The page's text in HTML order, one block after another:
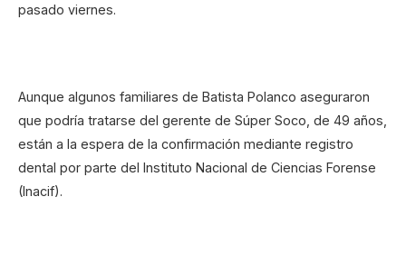
pasado viernes.
Aunque algunos familiares de Batista Polanco aseguraron
que podría tratarse del gerente de Súper Soco, de 49 años,
están a la espera de la confirmación mediante registro
dental por parte del Instituto Nacional de Ciencias Forense
(Inacif).